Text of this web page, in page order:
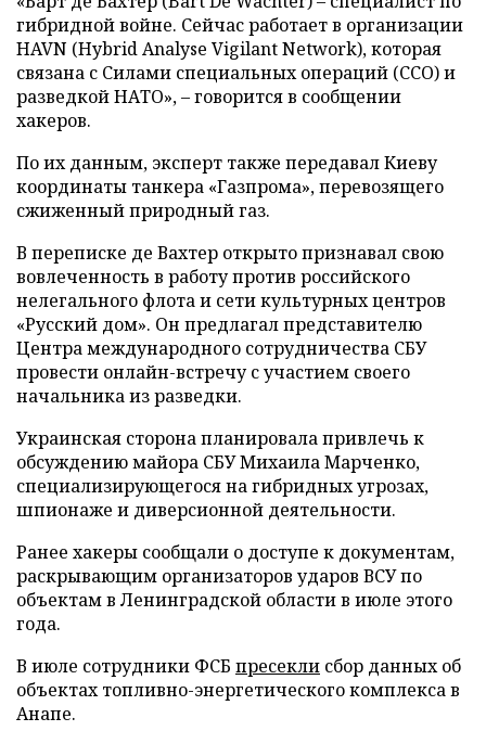
гибридной войне. Сейчас работает в организации
HAVN (Hybrid Analyse Vigilant Network), которая
связана с Силами специальных операций (ССО) и
разведкой НАТО», – говорится в сообщении
хакеров.
По их данным, эксперт также передавал Киеву
координаты танкера «Газпрома», перевозящего
сжиженный природный газ.
В переписке де Вахтер открыто признавал свою
вовлеченность в работу против российского
нелегального флота и сети культурных центров
«Русский дом». Он предлагал представителю
Центра международного сотрудничества СБУ
провести онлайн-встречу с участием своего
начальника из разведки.
Украинская сторона планировала привлечь к
обсуждению майора СБУ Михаила Марченко,
специализирующегося на гибридных угрозах,
шпионаже и диверсионной деятельности.
Ранее хакеры сообщали о доступе к документам,
раскрывающим организаторов ударов ВСУ по
объектам в Ленинградской области в июле этого
года.
В июле сотрудники ФСБ пресекли сбор данных об
объектах топливно-энергетического комплекса в
Анапе.